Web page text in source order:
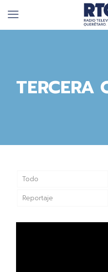
TERCERA
Todo
Reportaje